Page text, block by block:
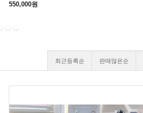
550,000원
최근등록순 판매많은순